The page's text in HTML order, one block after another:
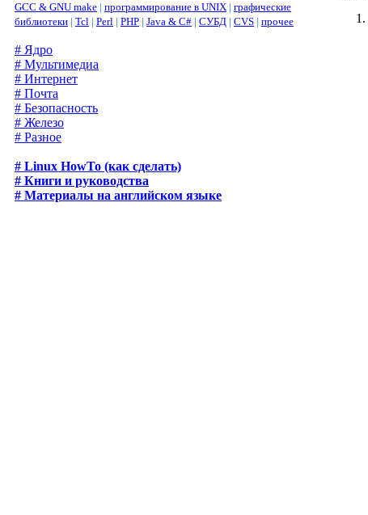
GCC & GNU make | программирование в UNIX | графические
библиотеки | Tcl | Perl | PHP | Java & C# | СУБД | CVS | прочее
# Ядро
# Мультимедиа
# Интернет
# Почта
# Безопасность
# Железо
# Разное
# Linux HowTo (как сделать)
# Книги и руководства
# Материалы на английском языке